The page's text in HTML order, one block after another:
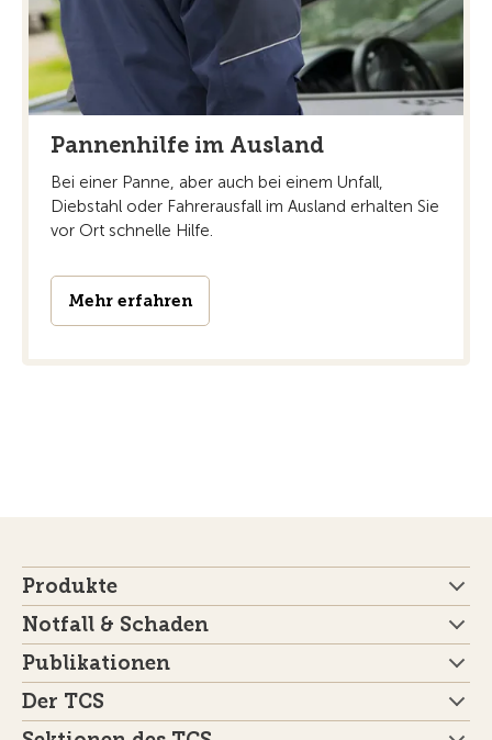
Pannenhilfe im Ausland
Bei einer Panne, aber auch bei einem Unfall,
Diebstahl oder Fahrerausfall im Ausland erhalten Sie
vor Ort schnelle Hilfe.
Mehr erfahren
Produkte
Notfall & Schaden
Publikationen
Der TCS